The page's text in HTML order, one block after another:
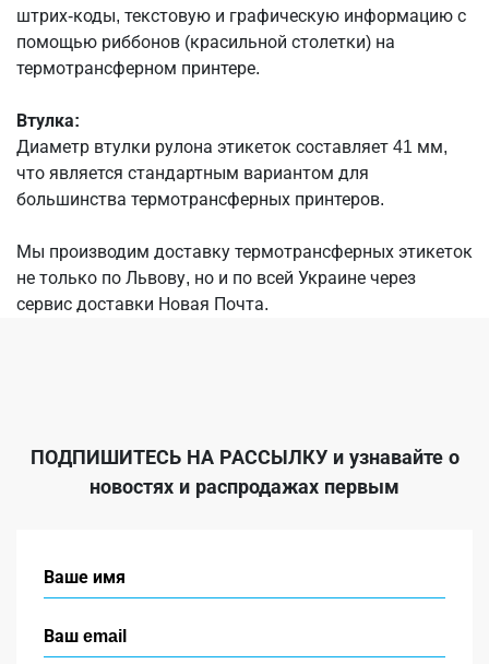
штрих-коды, текстовую и графическую информацию с
помощью риббонов (красильной столетки) на
термотрансферном принтере.
Втулка:
Диаметр втулки рулона этикеток составляет 41 мм,
что является стандартным вариантом для
большинства термотрансферных принтеров.
Мы производим доставку термотрансферных этикеток
не только по Львову, но и по всей Украине через
сервис доставки Новая Почта.
ПОДПИШИТЕСЬ НА РАССЫЛКУи узнавайте о
новостях и распродажах первым